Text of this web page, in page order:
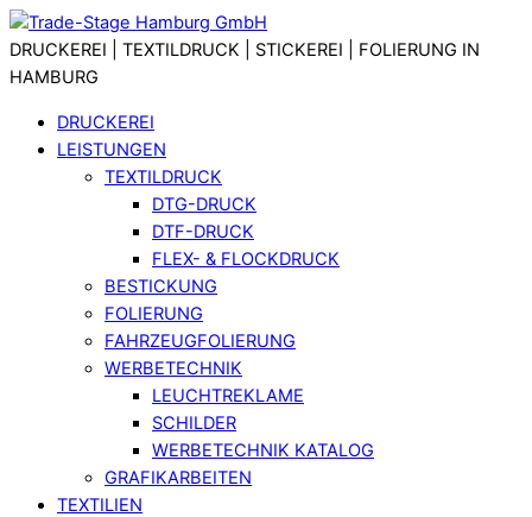
Skip
to
content
Menu
DRUCKEREI | TEXTILDRUCK | STICKEREI | FOLIERUNG IN
HAMBURG
DRUCKEREI
LEISTUNGEN
TEXTILDRUCK
DTG-DRUCK
DTF-DRUCK
FLEX- & FLOCKDRUCK
BESTICKUNG
FOLIERUNG
FAHRZEUGFOLIERUNG
WERBETECHNIK
LEUCHTREKLAME
SCHILDER
WERBETECHNIK KATALOG
GRAFIKARBEITEN
TEXTILIEN